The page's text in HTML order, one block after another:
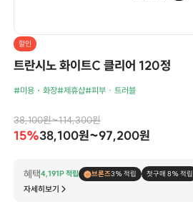
할인
트란시노 화이트C 클리어 120정
#미용・화장#제휴샵#피부 · 트러블
38,100원~114,300원
15%38,100원~97,200원
혜택4,191P 적립 브론즈3% 적립 첫구매 8% 적립
자세히보기